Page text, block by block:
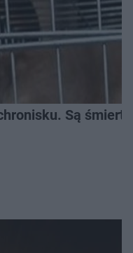
Są